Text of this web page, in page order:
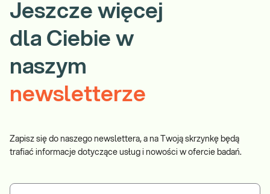
Jeszcze więcej
dla Ciebie w
naszym
newsletterze
Zapisz się do naszego newslettera, a na Twoją skrzynkę będą
trafiać informacje dotyczące usług i nowości w ofercie badań.